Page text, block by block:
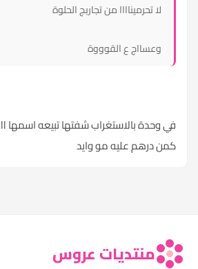
لا تحرميناااا من تجاربج الحلوة
وعسااج ع القوووة
كمن درهم عليه مو وايد
منتديات عروس